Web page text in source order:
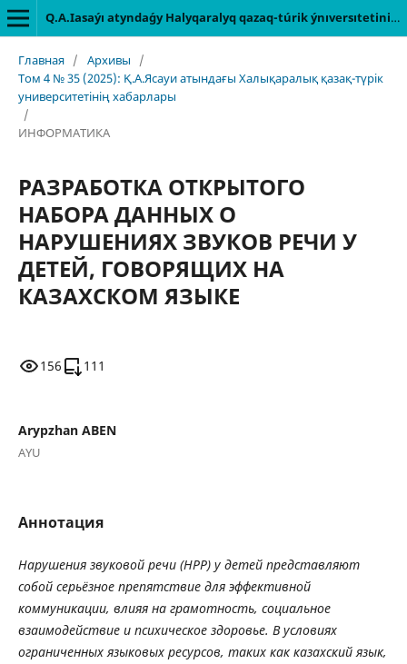
Q.A.Iasaýı atyndaǵy Halyqaralyq qazaq-túrіk ýnıversıtetіnіń habarlary [Архив]
Главная / Архивы
/
Том 4 № 35 (2025): Қ.А.Ясауи атындағы Халықаралық қазақ-түрік
университетінің хабарлары
/
ИНФОРМАТИКА
РАЗРАБОТКА ОТКРЫТОГО
НАБОРА ДАННЫХ О
НАРУШЕНИЯХ ЗВУКОВ РЕЧИ У
ДЕТЕЙ, ГОВОРЯЩИХ НА
КАЗАХСКОМ ЯЗЫКЕ
156 111
Arypzhan ABEN
AYU
Аннотация
Нарушения звуковой речи (НРР) у детей представляют
собой серьёзное препятствие для эффективной
коммуникации, влияя на грамотность, социальное
взаимодействие и психическое здоровье. В условиях
ограниченных языковых ресурсов, таких как казахский язык,